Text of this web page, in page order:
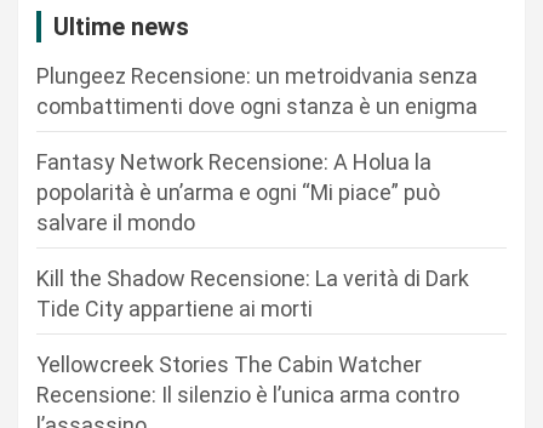
Ultime news
Plungeez Recensione: un metroidvania senza
combattimenti dove ogni stanza è un enigma
Fantasy Network Recensione: A Holua la
popolarità è un’arma e ogni “Mi piace” può
salvare il mondo
Kill the Shadow Recensione: La verità di Dark
Tide City appartiene ai morti
Yellowcreek Stories The Cabin Watcher
Recensione: Il silenzio è l’unica arma contro